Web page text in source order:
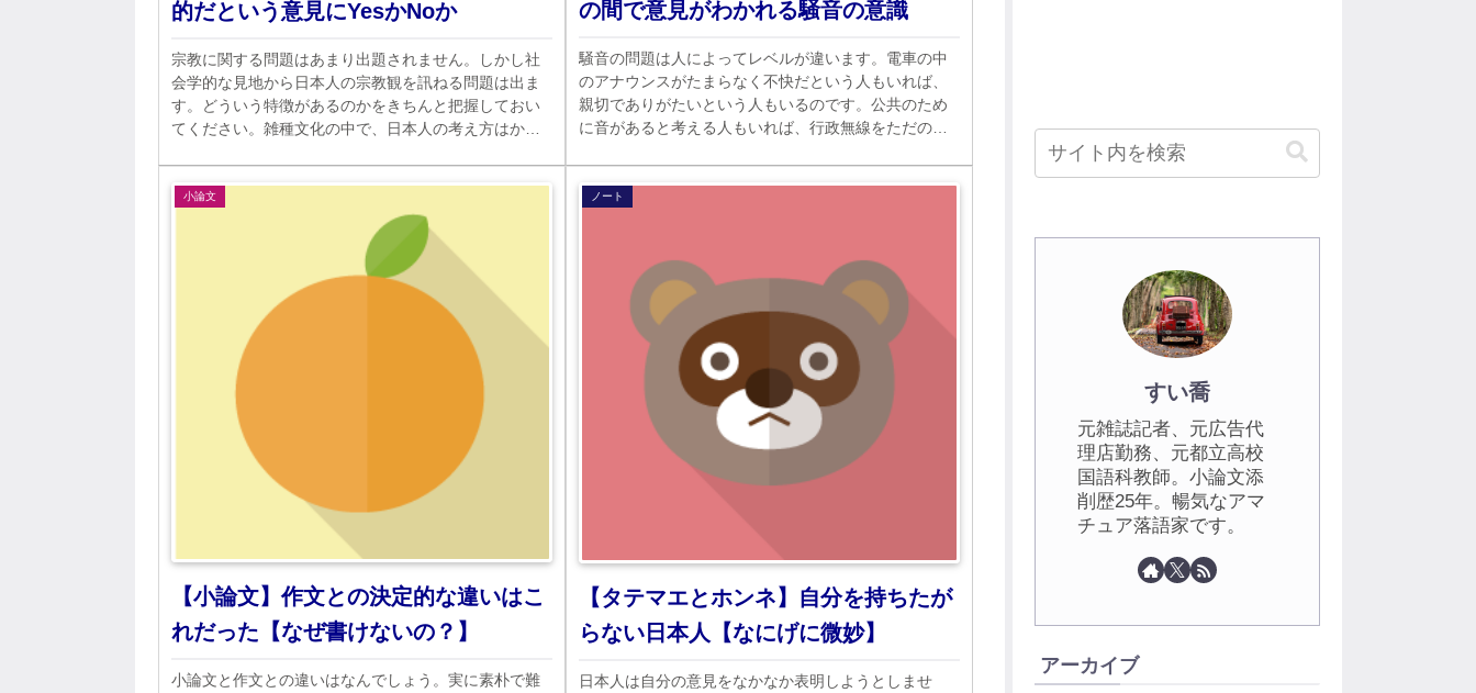
的だという意見にYesかNoか
宗教に関する問題はあまり出題されません。しかし社
会学的な見地から日本人の宗教観を訊ねる問題は出ま
す。どういう特徴があるのかをきちんと把握しておい
てください。雑種文化の中で、日本人の考え方はかな
の間で意見がわかれる騒音の意識
騒音の問題は人によってレベルが違います。電車の中
のアナウンスがたまらなく不快だという人もいれば、
親切でありがたいという人もいるのです。公共のため
に音があると考える人もいれば、行政無線をただのノ
小論文
【小論文】作文との決定的な違いはこ
れだった【なぜ書けないの？】
小論文と作文との違いはなんでしょう。実に素朴で難
ノート
【タテマエとホンネ】自分を持ちたが
らない日本人【なにげに微妙】
日本人は自分の意見をなかなか表明しようとしませ
すい喬
元雑誌記者、元広告代
理店勤務、元都立高校
国語科教師。小論文添
削歴25年。暢気なアマ
チュア落語家です。
アーカイブ